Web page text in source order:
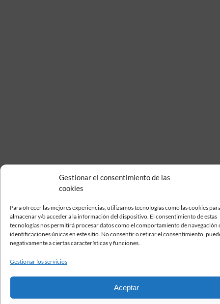
Gestionar el consentimiento de las
cookies
Para ofrecer las mejores experiencias, utilizamos tecnologías como las cookies
almacenar y/o acceder a la información del dispositivo. El consentimiento de estas
tecnologías nos permitirá procesar datos como el comportamiento de navegación
identificaciones únicas en este sitio. No consentir o retirar el consentimiento,
negativamente a ciertas características y funciones.
Gestionar los servicios
Aceptar